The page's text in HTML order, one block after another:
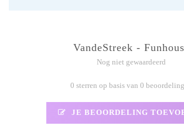
VandeStreek -
Nog niet gewaardeerd
0 sterren op basis van 0
JE BEOORDELING